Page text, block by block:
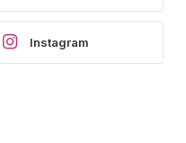
Instagram